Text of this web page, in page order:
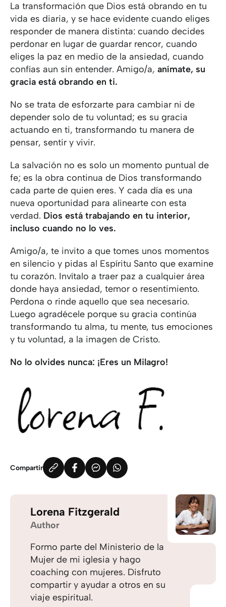
La transformación que Dios está obrando en tu
vida es diaria, y se hace evidente cuando eliges
responder de manera distinta: cuando decides
perdonar en lugar de guardar rencor, cuando
eliges la paz en medio de la ansiedad, cuando
confías aun sin entender. Amigo/a, anímate, su
gracia está obrando en ti.
No se trata de esforzarte para cambiar ni de
depender solo de tu voluntad; es su gracia
actuando en ti, transformando tu manera de
pensar, sentir y vivir.
La salvación no es solo un momento puntual de
fe; es la obra continua de Dios transformando
cada parte de quien eres. Y cada día es una
nueva oportunidad para alinearte con esta
verdad. Dios está trabajando en tu interior,
incluso cuando no lo ves.
Amigo/a, te invito a que tomes unos momentos
en silencio y pidas al Espíritu Santo que examine
tu corazón. Invítalo a traer paz a cualquier área
donde haya ansiedad, temor o resentimiento.
Perdona o rinde aquello que sea necesario.
Luego agradécele porque su gracia continúa
transformando tu alma, tu mente, tus emociones
y tu voluntad, a la imagen de Cristo.
No lo olvides nunca: ¡Eres un Milagro!
Compartir
Lorena Fitzgerald
Author
Formo parte del Ministerio de la
Mujer de mi iglesia y hago
coaching con mujeres. Disfruto
compartir y ayudar a otros en su
viaje espiritual.